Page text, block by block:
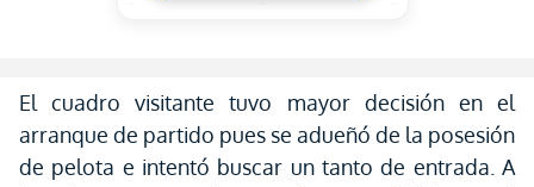
El cuadro visitante tuvo mayor decisión en el
arranque de partido pues se adueñó de la posesión
de pelota e intentó buscar un tanto de entrada. A